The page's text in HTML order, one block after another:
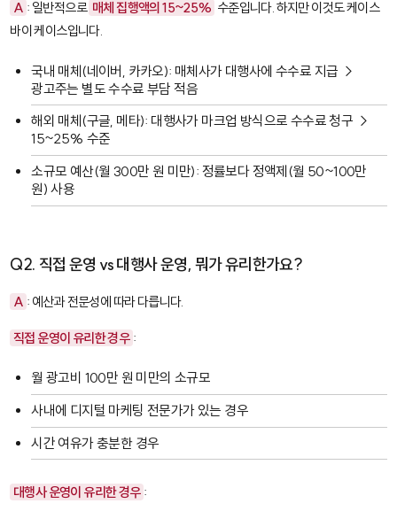
A : 일반적으로 매체 집행액의 15~25% 수준입니다. 하지만 이것도 케이스
바이 케이스입니다.
국내 매체(네이버, 카카오): 매체사가 대행사에 수수료 지급 →
광고주는 별도 수수료 부담 적음
해외 매체(구글, 메타): 대행사가 마크업 방식으로 수수료 청구 →
15~25% 수준
소규모 예산(월 300만 원 미만): 정률보다 정액제(월 50~100만
원) 사용
Q2. 직접 운영 vs 대행사 운영, 뭐가 유리한가요?
A : 예산과 전문성에 따라 다릅니다.
직접 운영이 유리한 경우 :
월 광고비 100만 원 미만의 소규모
사내에 디지털 마케팅 전문가가 있는 경우
시간 여유가 충분한 경우
대행사 운영이 유리한 경우 :